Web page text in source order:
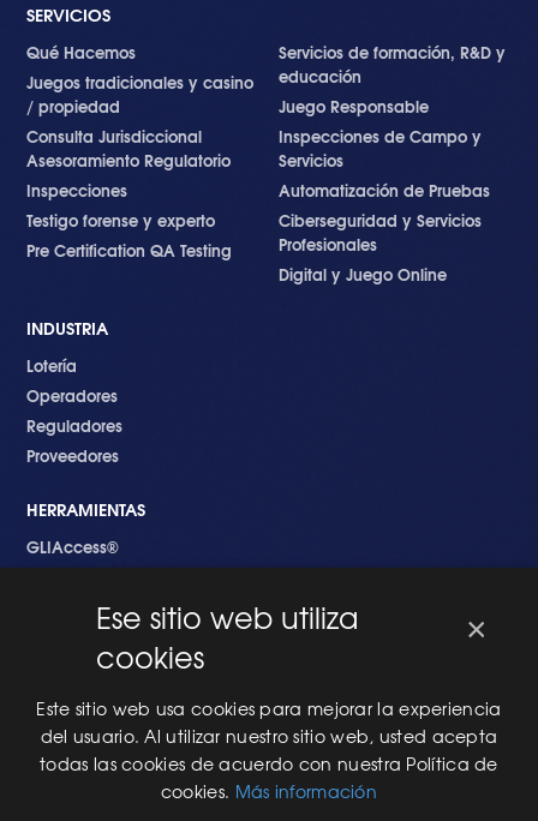
SERVICIOS
Qué Hacemos
Juegos tradicionales y casino
/ propiedad
Consulta Jurisdiccional
Asesoramiento Regulatorio
Inspecciones
Testigo forense y experto
Pre Certification QA Testing
Servicios de formación, R&D y
educación
Juego Responsable
Inspecciones de Campo y
Servicios
Automatización de Pruebas
Ciberseguridad y Servicios
Profesionales
Digital y Juego Online
INDUSTRIA
Lotería
Operadores
Reguladores
Proveedores
HERRAMIENTAS
GLIAccess®
EMPEZANDO
Nuevo en GLI
Nuevo Software
Una Nueva Máquina
Modificaciones al Software
Modificaciones al Hardware
×
Ese sitio web utiliza
cookies
Este sitio web usa cookies para mejorar la experiencia
del usuario. Al utilizar nuestro sitio web, usted acepta
todas las cookies de acuerdo con nuestra Política de
cookies. Más información